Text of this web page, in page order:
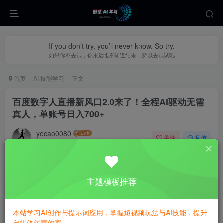
If you don’t try, you’ll never know. So try.
如果你不去试，你永远也不知道结果，所以去试试吧
首页 AI 技能学习 正文
百度数字人直播新风口2.0来了！全程AI驱动无需
真人，单账号日入700+
yecao0080 关注 私信
主题模板推荐
本站学习AI创作与提示词应用，掌握短视频玩法与AI技能，提升